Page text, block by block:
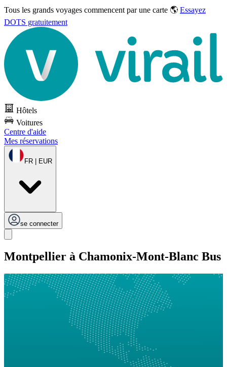
Tous les grands voyages commencent par une carte 🌎 Essayez
DOTS gratuitement
Hôtels
Voitures
Centre d'aide
Mes réservations
FR | EUR
se connecter
Montpellier à Chamonix-Mont-Blanc Bus